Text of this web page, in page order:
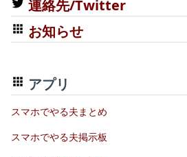
連絡先/Twitter
お知らせ
アプリ
スマホでやる夫まとめ
スマホでやる夫掲示板